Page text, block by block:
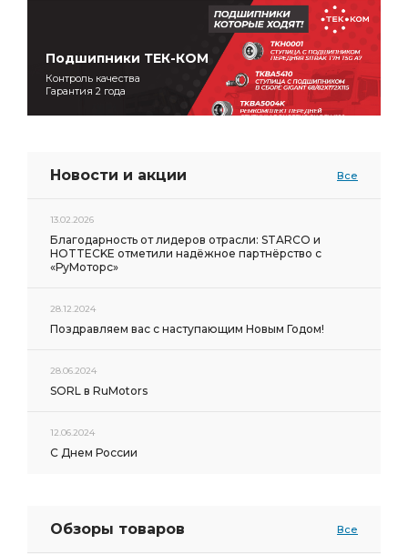
Подшипники ТЕК-КОМ
Контроль качества
Гарантия 2 года
Новости и акции Все
13.02.2026
Благодарность от лидеров отрасли: STARCO и
HOTTECKE отметили надёжное партнёрство с
«РуМоторс»
28.12.2024
Поздравляем вас с наступающим Новым Годом!
28.06.2024
SORL в RuMotors
12.06.2024
С Днем России
Обзоры товаров Все